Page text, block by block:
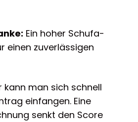
Ein hoher Schufa-
einen zuverlässigen
kann man sich schnell
einfangen. Eine
senkt den Score